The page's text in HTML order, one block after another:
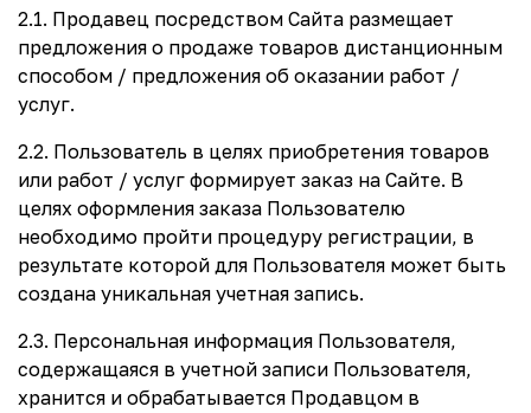
2.1. Продавец посредством Сайта размещает
предложения о продаже товаров дистанционным
способом / предложения об оказании работ /
услуг.
2.2. Пользователь в целях приобретения товаров
или работ / услуг формирует заказ на Сайте. В
целях оформления заказа Пользователю
необходимо пройти процедуру регистрации, в
результате которой для Пользователя может быть
создана уникальная учетная запись.
2.3. Персональная информация Пользователя,
содержащаяся в учетной записи Пользователя,
хранится и обрабатывается Продавцом в